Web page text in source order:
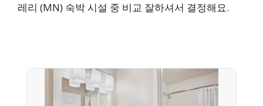
레리 (MN) 숙박 시설 중 비교 잘하셔서 결정해요.